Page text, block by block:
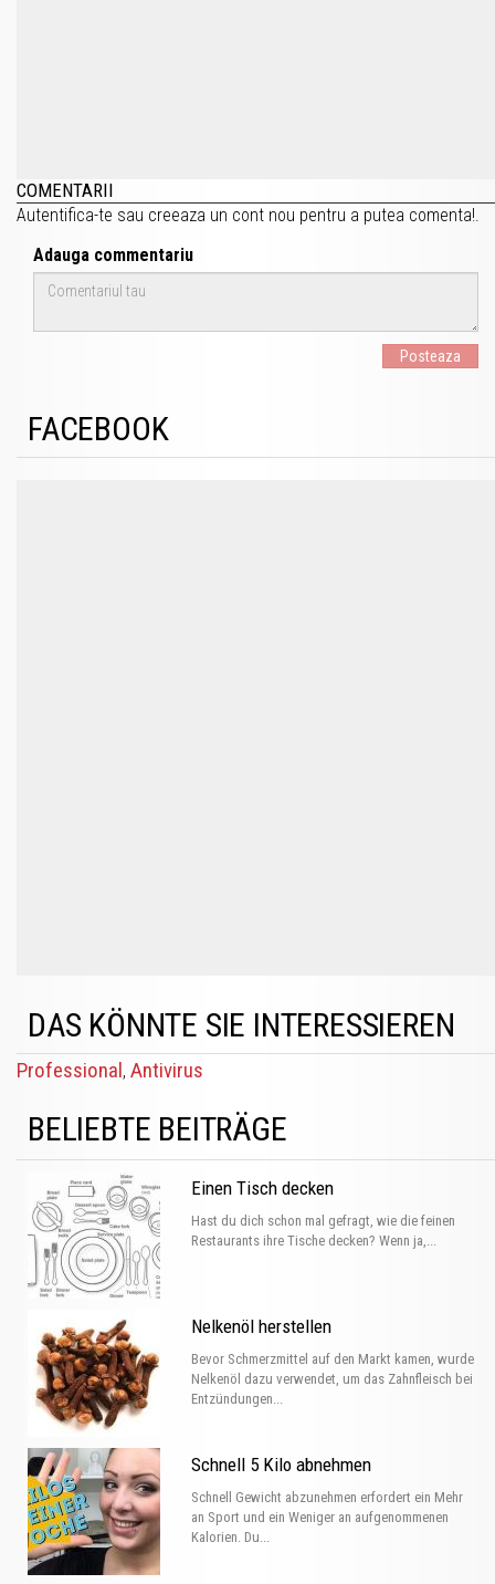
COMENTARII
Autentifica-te sau creeaza un cont nou pentru a putea comenta!.
Adauga commentariu
Posteaza
FACEBOOK
DAS KÖNNTE SIE INTERESSIEREN
Professional, Antivirus
BELIEBTE BEITRÄGE
Einen Tisch decken
Hast du dich schon mal gefragt, wie die feinen
Restaurants ihre Tische decken? Wenn ja,...
Nelkenöl herstellen
Bevor Schmerzmittel auf den Markt kamen, wurde
Nelkenöl dazu verwendet, um das Zahnfleisch bei
Entzündungen...
Schnell 5 Kilo abnehmen
Schnell Gewicht abzunehmen erfordert ein Mehr
an Sport und ein Weniger an aufgenommenen
Kalorien. Du...